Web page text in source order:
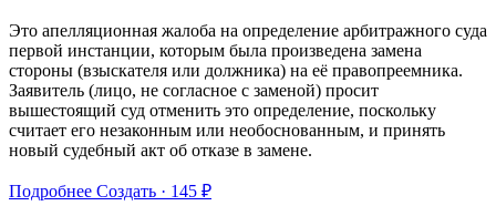
Это апелляционная жалоба на определение арбитражного суда
первой инстанции, которым была произведена замена
стороны (взыскателя или должника) на её правопреемника.
Заявитель (лицо, не согласное с заменой) просит
вышестоящий суд отменить это определение, поскольку
считает его незаконным или необоснованным, и принять
новый судебный акт об отказе в замене.
Подробнее Создать · 145 ₽